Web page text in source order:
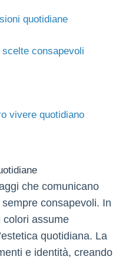
quotidiane
consapevoli
vivere quotidiano
che comunicano
consapevoli. In
colori assume
quotidiana. La
e identità, creando